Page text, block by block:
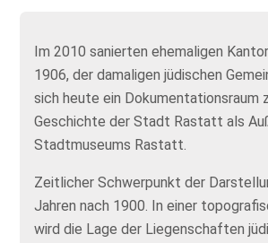
Im 2010 sanierten ehemaligen
1906, der damaligen jüdischen
sich heute ein Dokumentationsraum
Geschichte der Stadt Rastatt als
Stadtmuseums Rastatt.
Zeitlicher Schwerpunkt der
Jahren nach 1900. In einer
wird die Lage der Liegenschaften